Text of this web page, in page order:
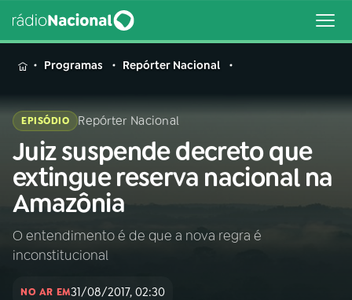
MENU
Buscar
na
Rádio
Nacional
Buscar
AO VIVO
INÍCIO
Programas Repórter Nacional
EPISÓDIO Repórter Nacional
Juiz suspende decreto que
extingue reserva nacional na
Amazônia
O entendimento é de que a nova regra é
inconstitucional
NO AR EM31/08/2017, 02:30